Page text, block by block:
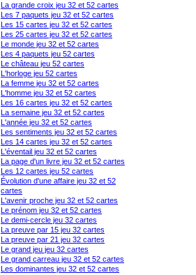
La grande croix jeu 32 et 52 cartes
Les 7 paquets jeu 32 et 52 cartes
Les 15 cartes jeu 32 et 52 cartes
Les 25 cartes jeu 32 et 52 cartes
Le monde jeu 32 et 52 cartes
Les 4 paquets jeu 52 cartes
Le château jeu 52 cartes
L'horloge jeu 52 cartes
La femme jeu 32 et 52 cartes
L'homme jeu 32 et 52 cartes
Les 16 cartes jeu 32 et 52 cartes
La semaine jeu 32 et 52 cartes
L'année jeu 32 et 52 cartes
Les sentiments jeu 32 et 52 cartes
Les 14 cartes jeu 32 et 52 cartes
L'éventail jeu 32 et 52 cartes
La page d'un livre jeu 32 et 52 cartes
Les 12 cartes jeu 52 cartes
Évolution d'une affaire jeu 32 et 52
cartes
L'avenir proche jeu 32 et 52 cartes
Le prénom jeu 32 et 52 cartes
Le demi-cercle jeu 32 cartes
La preuve par 15 jeu 32 cartes
La preuve par 21 jeu 32 cartes
Le grand jeu jeu 32 cartes
Le grand carreau jeu 32 et 52 cartes
Les dominantes jeu 32 et 52 cartes